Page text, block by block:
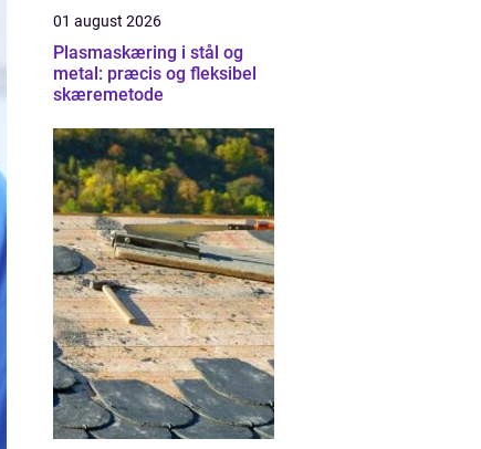
01 august 2026
Plasmaskæring i stål og
metal: præcis og fleksibel
skæremetode